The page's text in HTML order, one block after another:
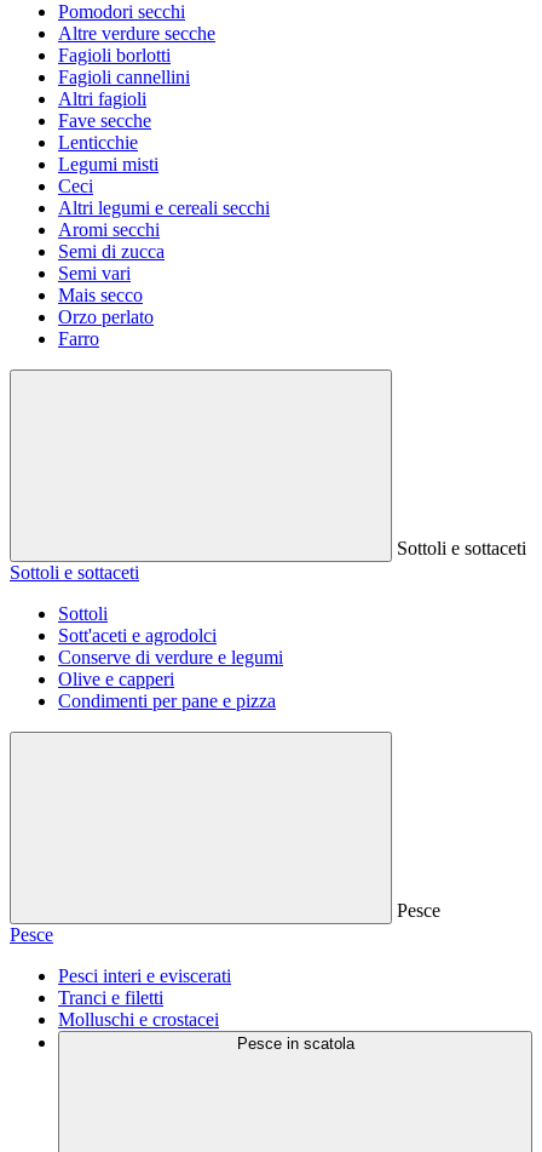
Pomodori secchi
Altre verdure secche
Fagioli borlotti
Fagioli cannellini
Altri fagioli
Fave secche
Lenticchie
Legumi misti
Ceci
Altri legumi e cereali secchi
Aromi secchi
Semi di zucca
Semi vari
Mais secco
Orzo perlato
Farro
Sottoli e sottaceti
Sottoli e sottaceti
Sottoli
Sott'aceti e agrodolci
Conserve di verdure e legumi
Olive e capperi
Condimenti per pane e pizza
Pesce
Pesce
Pesci interi e eviscerati
Tranci e filetti
Molluschi e crostacei
Pesce in scatola